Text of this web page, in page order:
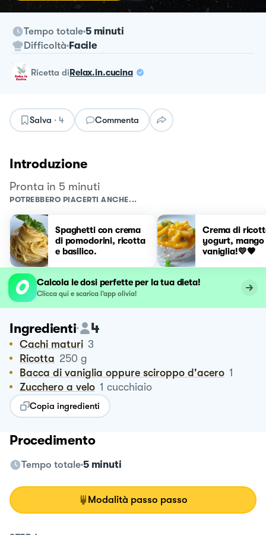
Tempo totale 5 minuti
Difficoltà Facile
ricetta diRelax.in.cucina
Salva · 4 Commenta
Introduzione
Pronta in 5 minuti
POTREBBERO PIACERTI ANCHE...
Spaghetti con crema
di pomodorini, ricotta
e basilico.
Crema di
yogurt, mango
vaniglia!💛🧡
Calcola le dosi perfette per la tua dieta!
Clicca qui e scarica l’app olivia!
Ingredienti 4
Cachi maturi 3
Ricotta 250 g
Bacca di vaniglia oppure sciroppo d'acero 1
Zucchero a velo 1 cucchiaio
Copia ingredienti
Procedimento
Tempo totale 5 minuti
Modalità passo passo